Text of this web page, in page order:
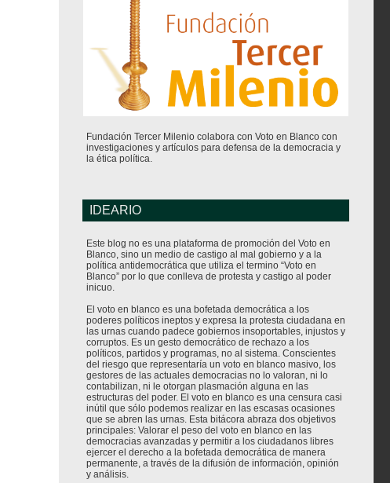
Fundación Tercer Milenio colabora con Voto en Blanco con
investigaciones y artículos para defensa de la democracia y
la ética política.
IDEARIO
Este blog no es una plataforma de promoción del Voto en
Blanco, sino un medio de castigo al mal gobierno y a la
política antidemocrática que utiliza el termino “Voto en
Blanco” por lo que conlleva de protesta y castigo al poder
inicuo.
El voto en blanco es una bofetada democrática a los
poderes políticos ineptos y expresa la protesta ciudadana en
las urnas cuando padece gobiernos insoportables, injustos y
corruptos. Es un gesto democrático de rechazo a los
políticos, partidos y programas, no al sistema. Conscientes
del riesgo que representaría un voto en blanco masivo, los
gestores de las actuales democracias no lo valoran, ni lo
contabilizan, ni le otorgan plasmación alguna en las
estructuras del poder. El voto en blanco es una censura casi
inútil que sólo podemos realizar en las escasas ocasiones
que se abren las urnas. Esta bitácora abraza dos objetivos
principales: Valorar el peso del voto en blanco en las
democracias avanzadas y permitir a los ciudadanos libres
ejercer el derecho a la bofetada democrática de manera
permanente, a través de la difusión de información, opinión
y análisis.